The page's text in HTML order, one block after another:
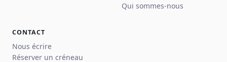
Qui sommes-nous
CONTACT
Nous écrire
Réserver un créneau